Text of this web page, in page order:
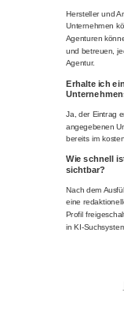
Hersteller und
Unternehmen
Agenturen
und betreuen,
Agentur.
Erhalte ich
Ja, der Eintrag
angegebenen
bereits im
Wie schnell
sichtbar?
Nach dem
eine
Profil
in KI-